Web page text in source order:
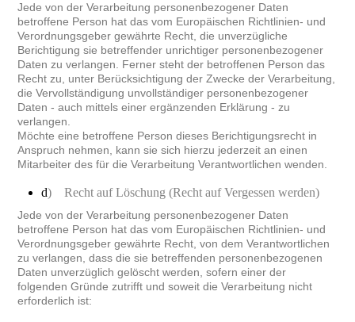
Jede von der Verarbeitung personenbezogener Daten
betroffene Person hat das vom Europäischen Richtlinien- und
Verordnungsgeber gewährte Recht, die unverzügliche
Berichtigung sie betreffender unrichtiger personenbezogener
Daten zu verlangen. Ferner steht der betroffenen Person das
Recht zu, unter Berücksichtigung der Zwecke der Verarbeitung,
die Vervollständigung unvollständiger personenbezogener
Daten - auch mittels einer ergänzenden Erklärung - zu
verlangen.
Möchte eine betroffene Person dieses Berichtigungsrecht in
Anspruch nehmen, kann sie sich hierzu jederzeit an einen
Mitarbeiter des für die Verarbeitung Verantwortlichen wenden.
d) Recht auf Löschung (Recht auf Vergessen werden)
Jede von der Verarbeitung personenbezogener Daten
betroffene Person hat das vom Europäischen Richtlinien- und
Verordnungsgeber gewährte Recht, von dem Verantwortlichen
zu verlangen, dass die sie betreffenden personenbezogenen
Daten unverzüglich gelöscht werden, sofern einer der
folgenden Gründe zutrifft und soweit die Verarbeitung nicht
erforderlich ist: